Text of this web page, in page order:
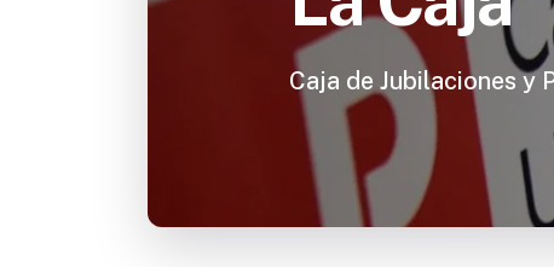
Caja de Jubilaciones y